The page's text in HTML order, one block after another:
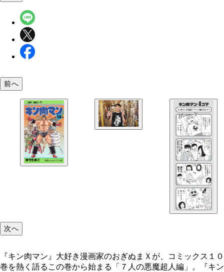
『キン肉マン』大好き漫画家のおぎぬまＸが、コ
ス１０巻を熱く語る
前へ
次へ
『キン肉マン』大好き漫画家のおぎぬまＸが、コミックス１０
巻を熱く語るこの巻から始まる「７人の悪魔超人編」。『キン